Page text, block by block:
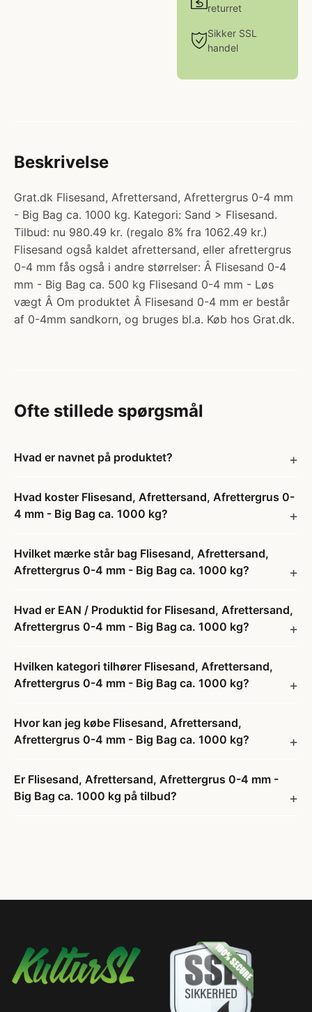
returret
Sikker SSL
handel
Beskrivelse
Grat.dk Flisesand, Afrettersand, Afrettergrus 0-4 mm
- Big Bag ca. 1000 kg. Kategori: Sand > Flisesand.
Tilbud: nu 980.49 kr. (regalo 8% fra 1062.49 kr.)
Flisesand også kaldet afrettersand, eller afrettergrus
0-4 mm fås også i andre størrelser: Â Flisesand 0-4
mm - Big Bag ca. 500 kg Flisesand 0-4 mm - Løs
vægt Â Om produktet Â Flisesand 0-4 mm er består
af 0-4mm sandkorn, og bruges bl.a. Køb hos Grat.dk.
Ofte stillede spørgsmål
Hvad er navnet på produktet?
Hvad koster Flisesand, Afrettersand, Afrettergrus 0-
4 mm - Big Bag ca. 1000 kg?
Hvilket mærke står bag Flisesand, Afrettersand,
Afrettergrus 0-4 mm - Big Bag ca. 1000 kg?
Hvad er EAN / Produktid for Flisesand, Afrettersand,
Afrettergrus 0-4 mm - Big Bag ca. 1000 kg?
Hvilken kategori tilhører Flisesand, Afrettersand,
Afrettergrus 0-4 mm - Big Bag ca. 1000 kg?
Hvor kan jeg købe Flisesand, Afrettersand,
Afrettergrus 0-4 mm - Big Bag ca. 1000 kg?
Er Flisesand, Afrettersand, Afrettergrus 0-4 mm -
Big Bag ca. 1000 kg på tilbud?